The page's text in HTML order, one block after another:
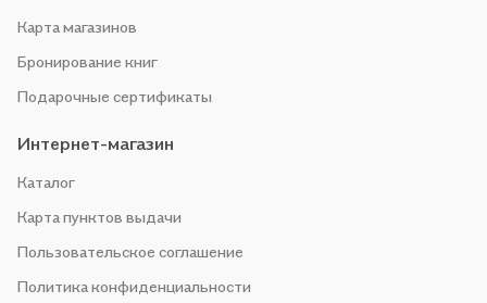
Карта магазинов
Бронирование книг
Подарочные сертификаты
Интернет-магазин
Каталог
Карта пунктов выдачи
Пользовательское соглашение
Политика конфиденциальности